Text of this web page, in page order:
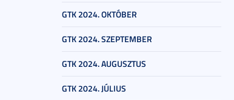
GTK 2024. OKTÓBER
GTK 2024. SZEPTEMBER
GTK 2024. AUGUSZTUS
GTK 2024. JÚLIUS